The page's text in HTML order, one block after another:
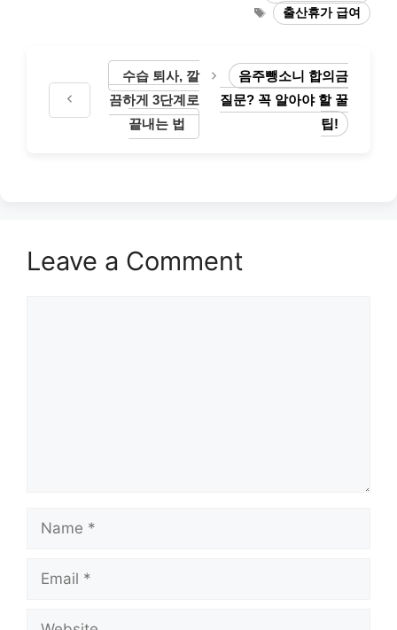
Tags출산휴가 급여
수습 퇴사, 깔
끔하게 3단계로
끝내는 법
음주뺑소니 합의금
질문? 꼭 알아야 할 꿀
팁!
Leave a Comment
Name
Email
Website